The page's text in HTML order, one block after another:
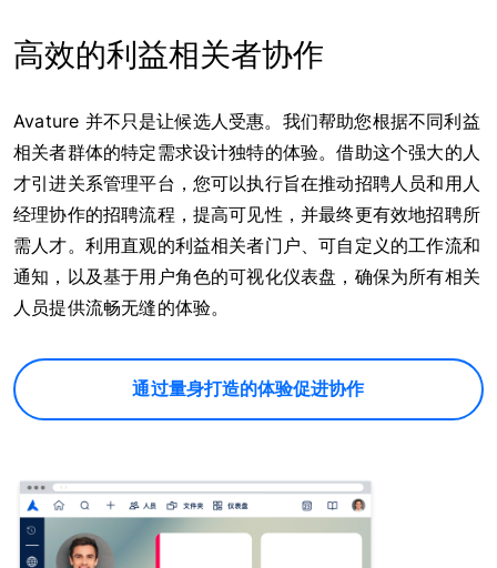
高效的利益相关者协作
Avature 并不只是让候选人受惠。我们帮助您根据不同利益
相关者群体的特定需求设计独特的体验。借助这个强大的人
才引进关系管理平台，您可以执行旨在推动招聘人员和用人
经理协作的招聘流程，提高可见性，并最终更有效地招聘所
需人才。利用直观的利益相关者门户、可自定义的工作流和
通知，以及基于用户角色的可视化仪表盘，确保为所有相关
人员提供流畅无缝的体验。
通过量身打造的体验促进协作